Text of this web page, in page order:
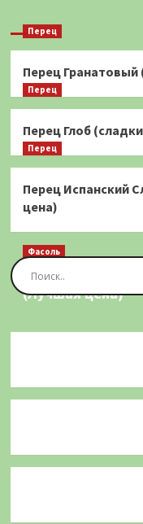
Перец
Перец Гранатовый
Перец
Перец Глоб
Перец
Перец Испанский
цена)
Фасоль
Фасоль Золотая
(Лучшая цена)